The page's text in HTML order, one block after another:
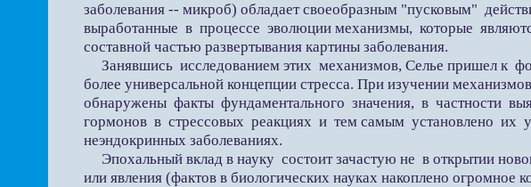
заболевания -- микроб) обладает своеобразным "пусковым"
выработанные в процессе эволюции механизмы, которые
составной частью развертывания картины заболевания.
Занявшись исследованием этих механизмов, Селье пришел к
более универсальной концепции стресса. При изучении
обнаружены факты фундаментального значения, в частности
гормонов в стрессовых реакциях и тем самым установлено их
неэндокринных заболеваниях.
Эпохальный вклад в науку состоит зачастую не в открытии
или явления (фактов в биологических науках накоплено огромное